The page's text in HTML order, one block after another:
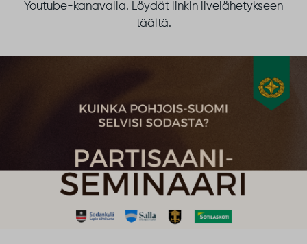
Youtube-kanavalla. Löydät linkin livelähetykseen
täältä.